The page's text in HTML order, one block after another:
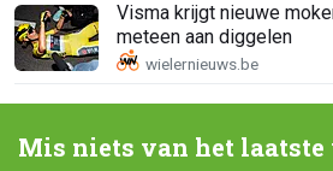
Visma krijgt nieuwe
meteen aan diggelen
Mis niets van het